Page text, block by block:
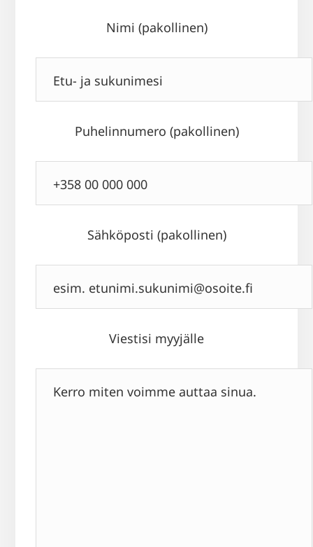
Nimi (pakollinen)
Puhelinnumero (pakollinen)
Sähköposti (pakollinen)
Viestisi myyjälle